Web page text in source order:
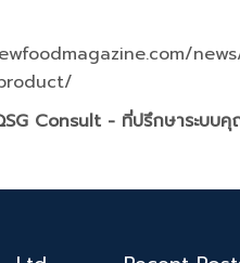
Consult - ที่ปรึกษาระบบ